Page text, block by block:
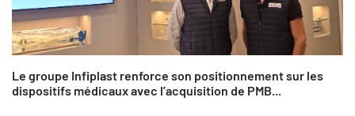
Le groupe Infiplast renforce son positionnement sur les
dispositifs médicaux avec l’acquisition de PMB...